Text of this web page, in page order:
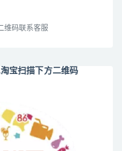
维码联系客服
宝扫描下方二维码